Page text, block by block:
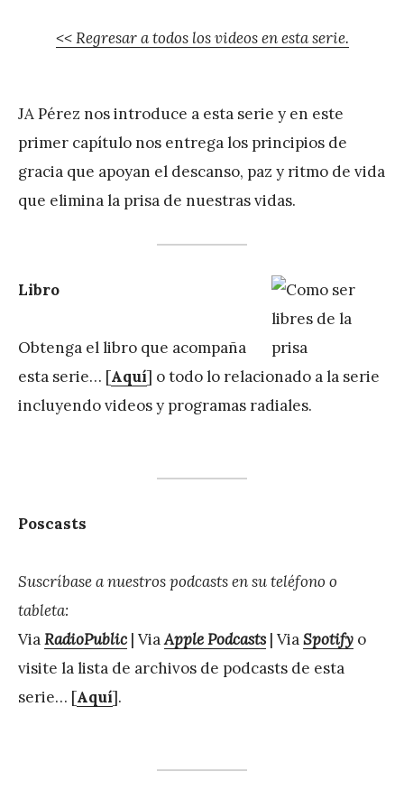
<< Regresar a todos los videos en esta serie.
JA Pérez nos introduce a esta serie y en este
primer capítulo nos entrega los principios de
gracia que apoyan el descanso, paz y ritmo de vida
que elimina la prisa de nuestras vidas.
Libro
Obtenga el libro que acompaña
esta serie… [Aquí] o todo lo relacionado a la serie
incluyendo videos y programas radiales.
Poscasts
Suscríbase a nuestros podcasts en su teléfono o
tableta:
ViaRadioPublic | ViaApple Podcasts | ViaSpotify o
visite la lista de archivos de podcasts de esta
serie… [Aquí].